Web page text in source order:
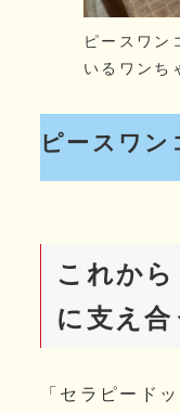
ピースワン
いるワンち
ピースワン
これか
に支え
「セラピード